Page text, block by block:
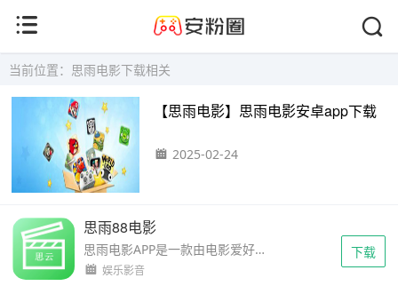
当前位置：思雨电影下载相关
【思雨电影】思雨电影安卓app下载
2025-02-24
思雨88电影
思雨电影APP是一款由电影爱好者打造的优质观影平台，专注于分享百度云上的丰富电影资源。它致力于为影迷提供最新院线影片，涵盖广泛、更新迅速。用户不仅能在此找到心仪的电影，还能积...
娱乐影音
下载